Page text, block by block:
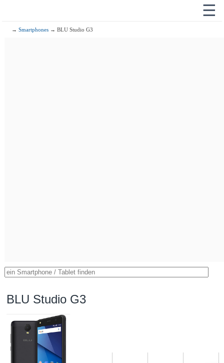
☰
→Smartphones → BLU Studio G3
BLU Studio G3